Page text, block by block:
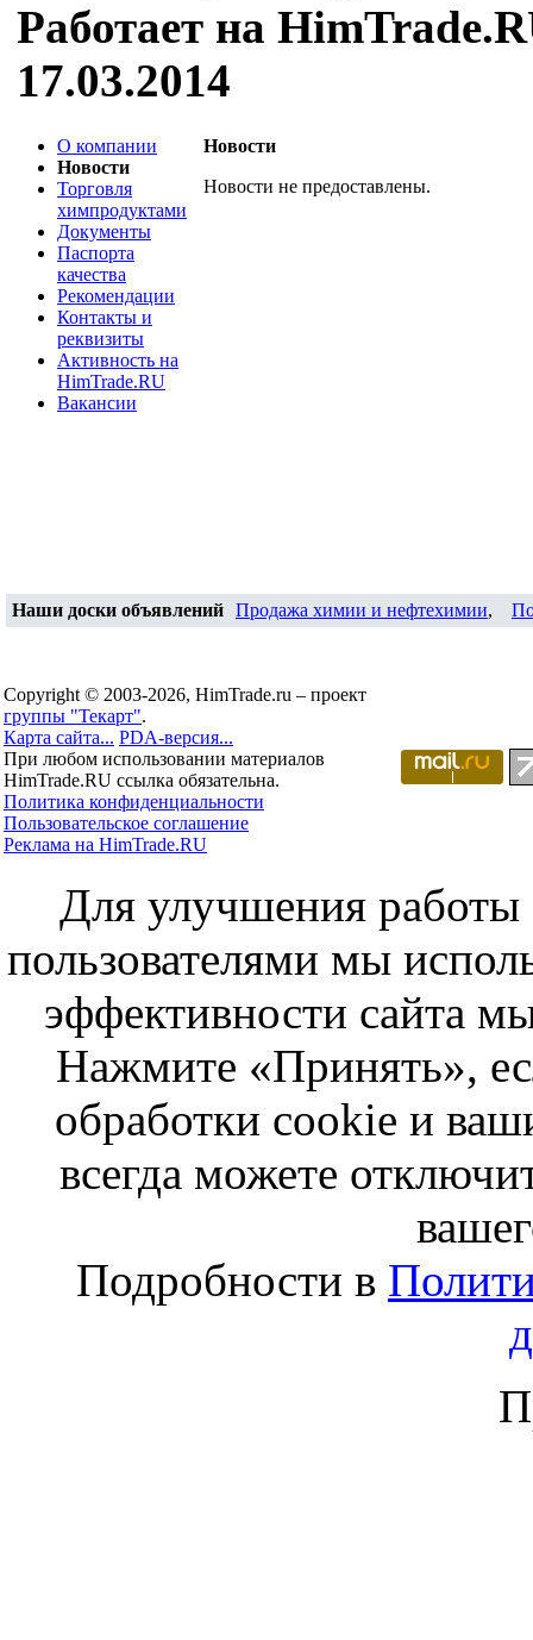
Работает на
17.03.2014
О компании
Новости
Торговля
химпродуктами
Документы
Паспорта
качества
Рекомендации
Контакты и
реквизиты
Активность на
HimTrade.RU
Вакансии
Новости
Новости не предоставлены.
Наши доски объявлений Продажа химии и нефтехимии,
Copyright © 2003-2026, HimTrade.ru – проект
группы "Текарт".
Карта сайта... PDA-версия...
При любом использовании материалов
HimTrade.RU ссылка обязательна.
Политика конфиденциальности
Пользовательское соглашение
Реклама на HimTrade.RU
Для улучшения работы
пользователями мы
эффективности сайта
Нажмите «Принять»,
обработки cookie и
всегда можете
Подробности в